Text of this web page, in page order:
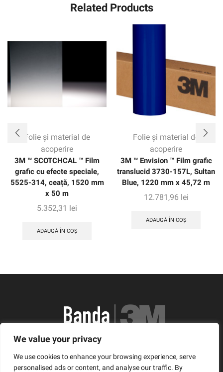
We value your privacy
We use cookies to enhance your browsing experience, serve
personalised ads or content, and analyse our traffic. By
Related Products
Folie și material de
acoperire
3M ™ SCOTCHCAL ™ Film
grafic cu efecte speciale,
5525-314, ceață, 1520 mm
x 50 m
5.352,31 lei
ADAUGĂ ÎN COȘ
Folie și material de
acoperire
3M ™ Envision ™ Film grafic
translucid 3730-157L, Sultan
Blue, 1220 mm x 45,72 m
12.781,96 lei
ADAUGĂ ÎN COȘ
România, Arad, Calea Timisorii, Nr. 11
© Copyright 2021 | Banda3M.ro